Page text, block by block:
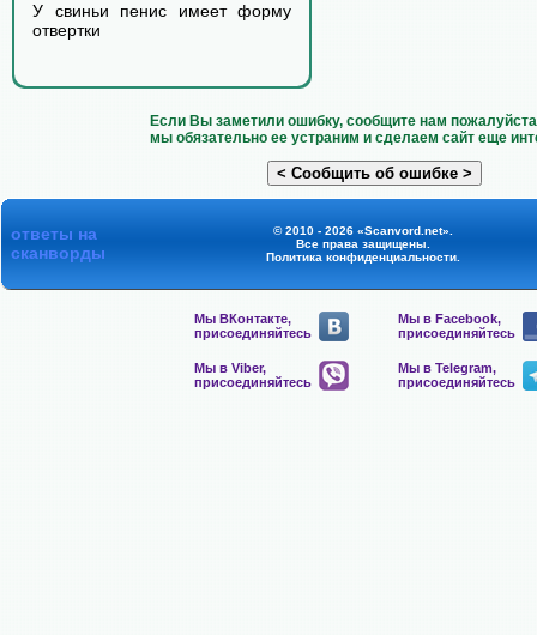
У свиньи пенис имеет форму
отвертки
Если Вы заметили ошибку, сообщите нам
мы обязательно ее устраним и сделаем сайт еще
ответы на
сканворды
© 2010 - 2026 «Scanvord.net».
Все права защищены.
Политика конфиденциальности.
Мы ВКонтакте,
присоединяйтесь
Мы в Facebook,
присоединяйтесь
Мы в Viber,
присоединяйтесь
Мы в Telegram,
присоединяйтесь